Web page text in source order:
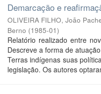
Demarcação e
OLIVEIRA FILHO, João
Berno (1985-01)
Relatório realizado entre
Descreve a forma de
Terras indígenas suas
legislação. Os autores